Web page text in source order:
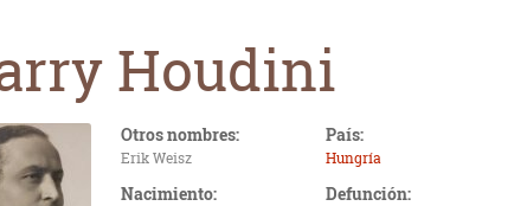
Houdini
Otros nombres:
Erik Weisz
País:
Hungría
Nacimiento: Defunción: